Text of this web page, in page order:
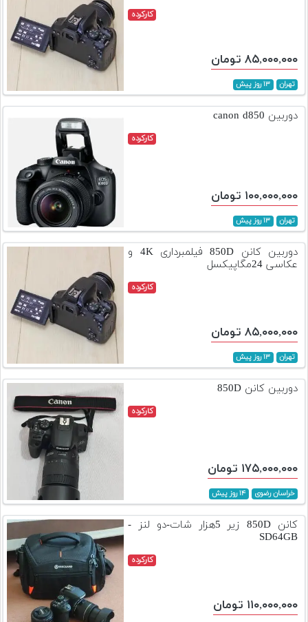
کارکرده
۸۵,۰۰۰,۰۰۰ تومان
تهران ۱۳ روز پیش
دوربین canon d850
کارکرده
۱۰۰,۰۰۰,۰۰۰ تومان
تهران ۱۳ روز پیش
دوربین کانن 850D فیلمبرداری 4K و
عکاسی 24مگاپیکسل
کارکرده
۸۵,۰۰۰,۰۰۰ تومان
تهران ۱۳ روز پیش
دوربین کانن 850D
کارکرده
۱۷۵,۰۰۰,۰۰۰ تومان
خراسان رضوی ۱۴ روز پیش
کانن 850D زیر 5هزار شات-دو لنز -
SD64GB
کارکرده
۱۱۰,۰۰۰,۰۰۰ تومان